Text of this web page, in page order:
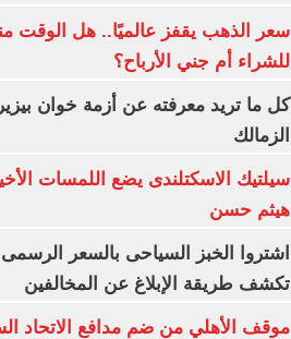
سعر الذهب يقفز عالميًا.. هل الوقت
للشراء أم جني الأرباح؟
كل ما تريد معرفته عن أزمة خوان
الزمالك
سيلتيك الاسكتلندى يضع اللمسات
هيثم حسن
اشتروا الخبز السياحى بالسعر
تكشف طريقة الإبلاغ عن المخالفين
موقف الأهلي من ضم مدافع الاتحاد